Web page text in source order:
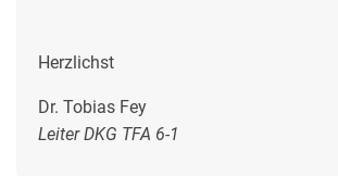
Herzlichst
Dr. Tobias Fey
Leiter DKG TFA 6-1